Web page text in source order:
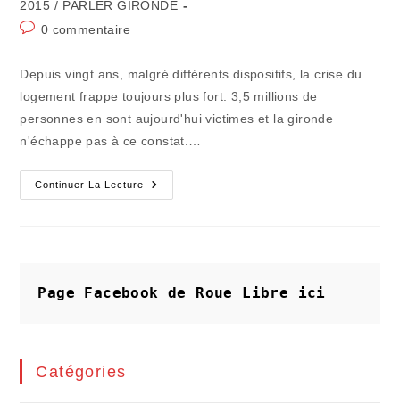
category:
2015 / PARLER GIRONDE
Commentaires
publication :
0 commentaire
Depuis vingt ans, malgré différents dispositifs, la crise du
logement frappe toujours plus fort. 3,5 millions de
personnes en sont aujourd'hui victimes et la gironde
n'échappe pas à ce constat.…
Continuer La Lecture
CANTONALES.-
Les
Restent
Nombreux
Page Facebook de Roue Libre ici
Catégories